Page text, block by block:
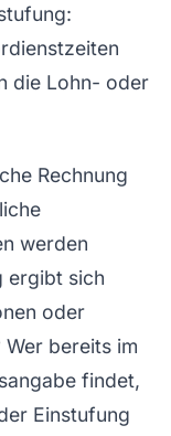
die Lohn- oder
Rechnung
werden
ergibt sich
oder
bereits im
findet,
Einstufung